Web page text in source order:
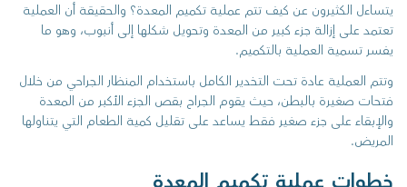
يتساءل الكثيرون عن كيف تتم عملية تكميم المعدة؟ والحقيقة أن العملية
تعتمد على إزالة جزء كبير من المعدة وتحويل شكلها إلى أنبوب، وهو ما
يفسر تسمية العملية بالتكميم.
وتتم العملية عادة تحت التخدير الكامل باستخدام المنظار الجراحي من خلال
فتحات صغيرة بالبطن، حيث يقوم الجراح بقص الجزء الأكبر من المعدة
والإبقاء على جزء صغير فقط يساعد على تقليل كمية الطعام التي يتناولها
المريض.